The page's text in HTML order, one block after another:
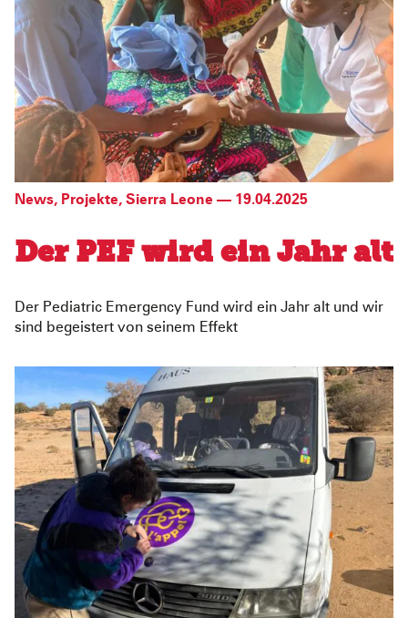
News, Projekte, Sierra Leone — 19.04.2025
Der PEF wird ein Jahr alt
Der Pediatric Emergency Fund wird ein Jahr alt und wir
sind begeistert von seinem Effekt